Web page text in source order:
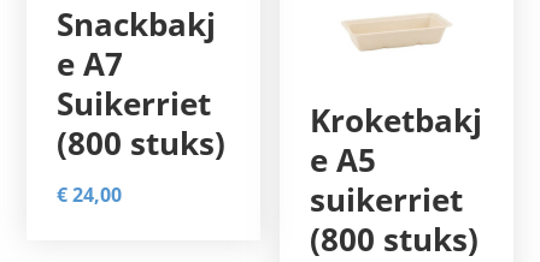
Snackbakj
e A7
Suikerriet
(800 stuks)
€24,00
Kroketbakj
e A5
suikerriet
(800 stuks)